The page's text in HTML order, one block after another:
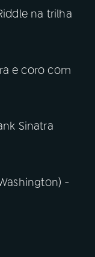
na trilha
e coro com
Sinatra
-